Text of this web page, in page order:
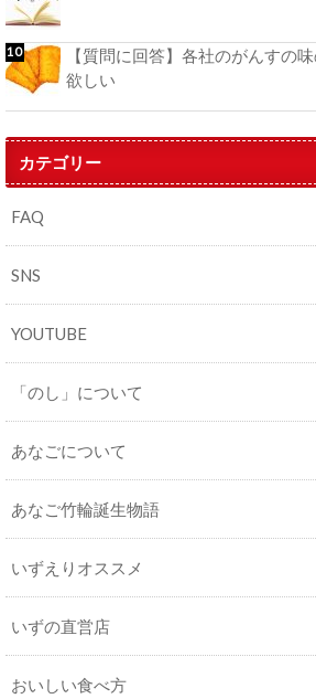
【質問に回答】各社のがんすの
欲しい
カテゴリー
FAQ
SNS
YOUTUBE
「のし」について
あなごについて
あなご竹輪誕生物語
いずえりオススメ
いずの直営店
おいしい食べ方